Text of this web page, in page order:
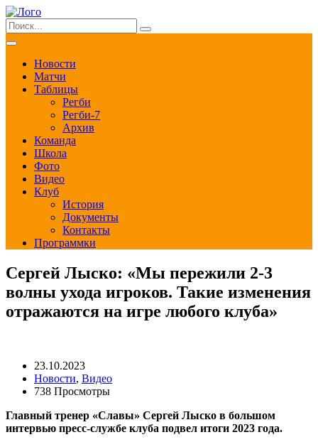
Новости
Матчи
Таблицы
Регби
Регби-7
Архив
Команда
Школа
Фото
Видео
Клуб
История
Документы
Контакты
Программки
Сергей Лыско: «Мы пережили 2-3
волны ухода игроков. Такие изменения
отражаются на игре любого клуба»
23.10.2023
Новости, Видео
738 Просмотры
Главный тренер «Славы» Сергей Лыско в большом
интервью пресс-службе клуба подвел итоги 2023 года.